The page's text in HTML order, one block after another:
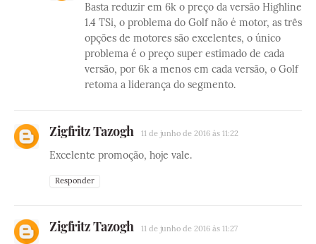
Basta reduzir em 6k o preço da versão Highline
1.4 TSi, o problema do Golf não é motor, as três
opções de motores são excelentes, o único
problema é o preço super estimado de cada
versão, por 6k a menos em cada versão, o Golf
retoma a liderança do segmento.
Zigfritz Tazogh 11 de junho de 2016 às 11:22
Excelente promoção, hoje vale.
Responder
Zigfritz Tazogh 11 de junho de 2016 às 11:27